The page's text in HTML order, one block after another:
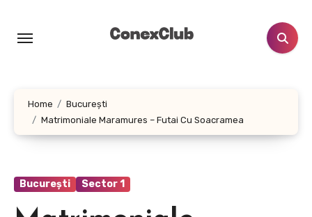
content
Home
București
Matrimoniale Maramures – Futai Cu Soacramea
București Sector 1